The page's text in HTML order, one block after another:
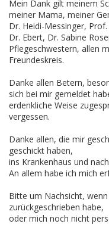
Mein Dank gilt meinem
meiner Mama, meiner
Dr. Heidi-Messinger, Prof.
Dr. Ebert, Dr. Sabine
Pflegeschwestern, allen
Freundeskreis.
Danke allen Betern,
sich bei mir gemeldet
erdenkliche Weise
vergessen.
Danke allen, die mir
geschickt haben,
ins Krankenhaus und
An allem habe ich mich
Bitte um Nachsicht,
zurückgeschrieben habe,
oder mich noch nicht